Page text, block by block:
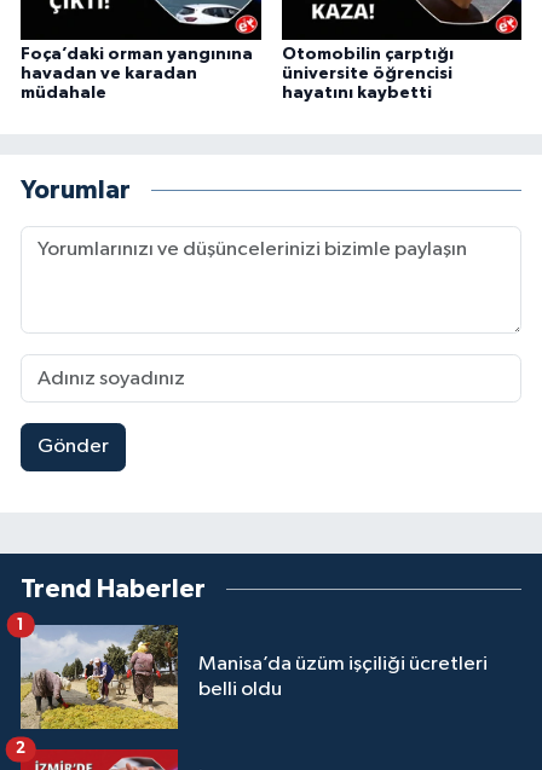
Foça’daki orman yangınına
havadan ve karadan
müdahale
Otomobilin çarptığı
üniversite öğrencisi
hayatını kaybetti
Yorumlar
Gönder
Trend Haberler
Manisa’da üzüm işçiliği ücretleri
belli oldu
1
2